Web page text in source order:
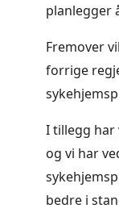
planlegger
Fremover
forrige
I tillegg har
og vi har
bedre i